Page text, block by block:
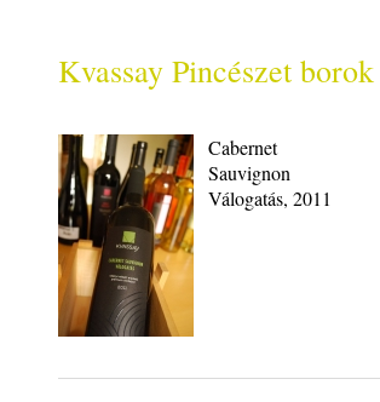
Kvassay Pincészet borok
Cabernet
Sauvignon
Válogatás, 2011